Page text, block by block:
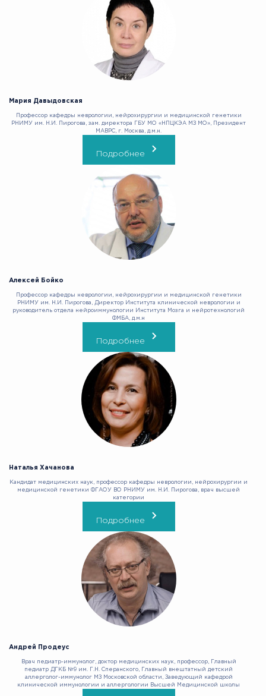
Мария Давыдовская
Профессор кафедры неврологии, нейрохирургии и медицинской генетики
РНИМУ им. Н.И. Пирогова, зам. директора ГБУ МО «НПЦКЭА МЗ МО», Президент
МАВРС, г. Москва, д.м.н.
Подробнее
Алексей Бойко
Профессор кафедры неврологии, нейрохирургии и медицинской генетики
РНИМУ им. Н.И. Пирогова, Директор Института клинической неврологии и
руководитель отдела нейроиммунологии Института Мозга и нейротехнологий
ФМБА, д.м.н
Подробнее
Наталья Хачанова
Кандидат медицинских наук, профессор кафедры неврологии, нейрохирургии и
медицинской генетики ФГАОУ ВО РНИМУ им. Н.И. Пирогова, врач высшей
категории
Подробнее
Андрей Продеус
Врач педиатр-иммунолог, доктор медицинских наук, профессор, Главный
педиатр ДГКБ №9 им. Г.Н. Сперанского, Главный внештатный детский
аллерголог-иммунолог МЗ Московской области, Заведующий кафедрой
клинической иммунологии и аллергологии Высшей Медицинской школы